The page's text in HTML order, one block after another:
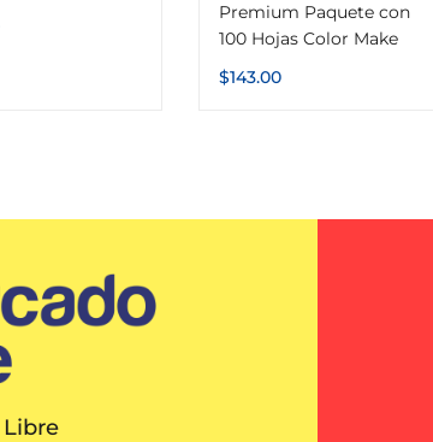
Premium Paquete con
100 Hojas Color Make
$143.00